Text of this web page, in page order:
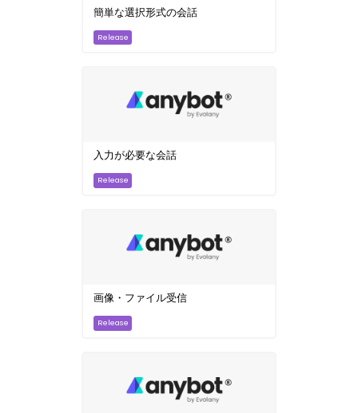
簡単な選択形式の会話
入力が必要な会話
画像・ファイル受信